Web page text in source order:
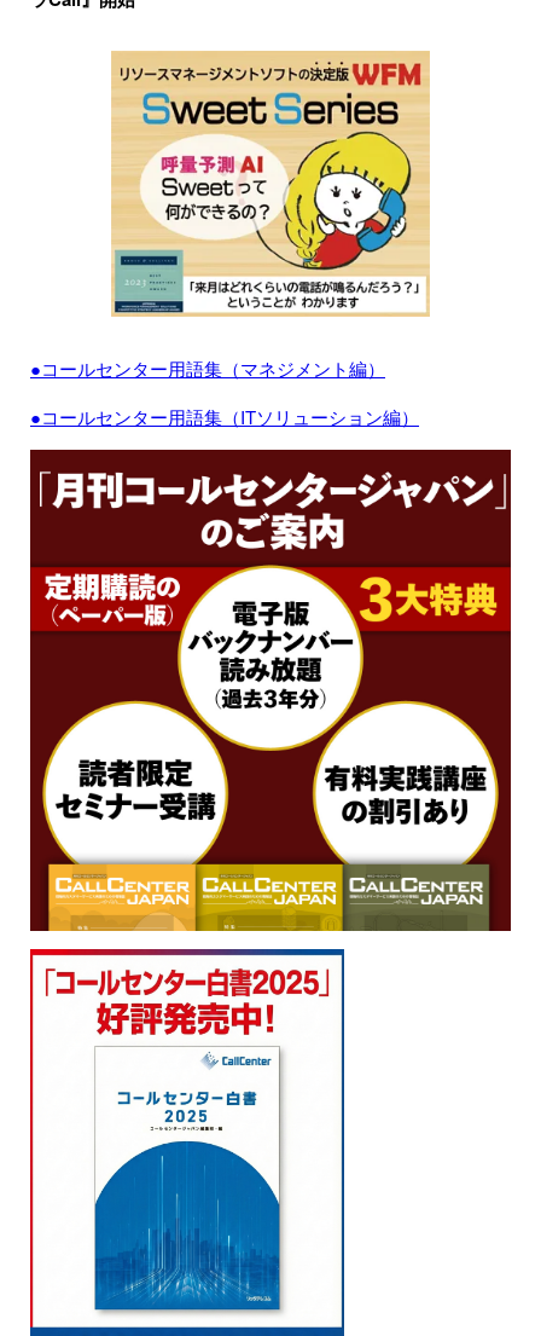
●コールセンター用語集（マネジメント編）
●コールセンター用語集（ITソリューション編）